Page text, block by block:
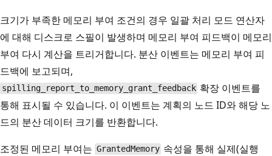
크기가 부족한 메모리 부여 조건의 경우 일괄 처리 모드 연산자
에 대해 디스크로 스필이 발생하며 메모리 부여 피드백이 메모리
부여 다시 계산을 트리거합니다. 분산 이벤트는 메모리 부여 피
드백에 보고되며,
spilling_report_to_memory_grant_feedback 확장 이벤트를
통해 표시될 수 있습니다. 이 이벤트는 계획의 노드 ID와 해당 노
드의 분산 데이터 크기를 반환합니다.
조정된 메모리 부여는 GrantedMemory 속성을 통해 실제(실행